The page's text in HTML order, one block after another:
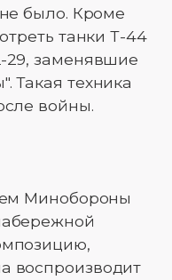
было. Кроме
танки Т-44
29, заменявшие
Такая техника
войны.
Минобороны
воспроизводит